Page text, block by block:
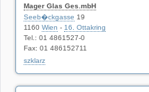
Mager Glas Ges.mbH
Seeb�ckgasse 19
1160 Wien - 16. Ottakring
Tel.: 01 4861527-0
Fax: 01 486152711
szklarz